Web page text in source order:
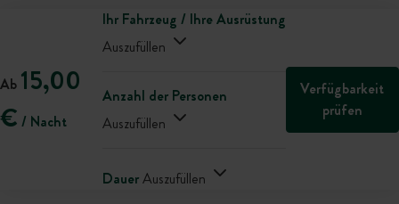
Ab 15,00
€ / Nacht
Ihr Fahrzeug / Ihre Ausrüstung
Auszufüllen
Anzahl der Personen
Auszufüllen
DauerAuszufüllen
Verfügbarkeit
prüfen